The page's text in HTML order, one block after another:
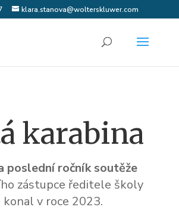
klara.stanova@wolterskluwer.com
karabina
poslední ročník soutěže
zástupce ředitele školy
konal v roce 2023.